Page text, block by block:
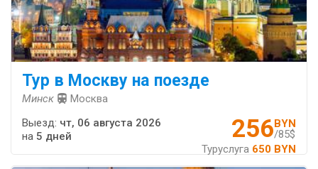
Тур в Москву на поезде
Минск Москва
256BYN
/85$
Туруслуга 650 BYN
Выезд: чт, 06 августа 2026
на 5 дней